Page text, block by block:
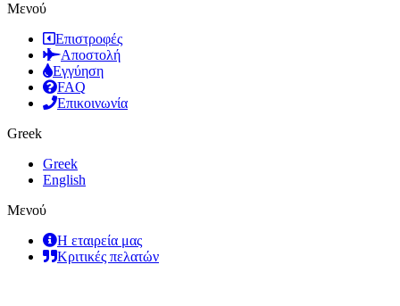
Μενού
Επιστροφές
Αποστολή
Εγγύηση
FAQ
Επικοινωνία
Greek
Greek
English
Μενού
Η εταιρεία μας
Κριτικές πελατών